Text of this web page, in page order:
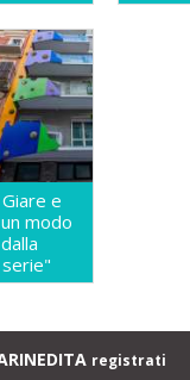
e
modo
registrati